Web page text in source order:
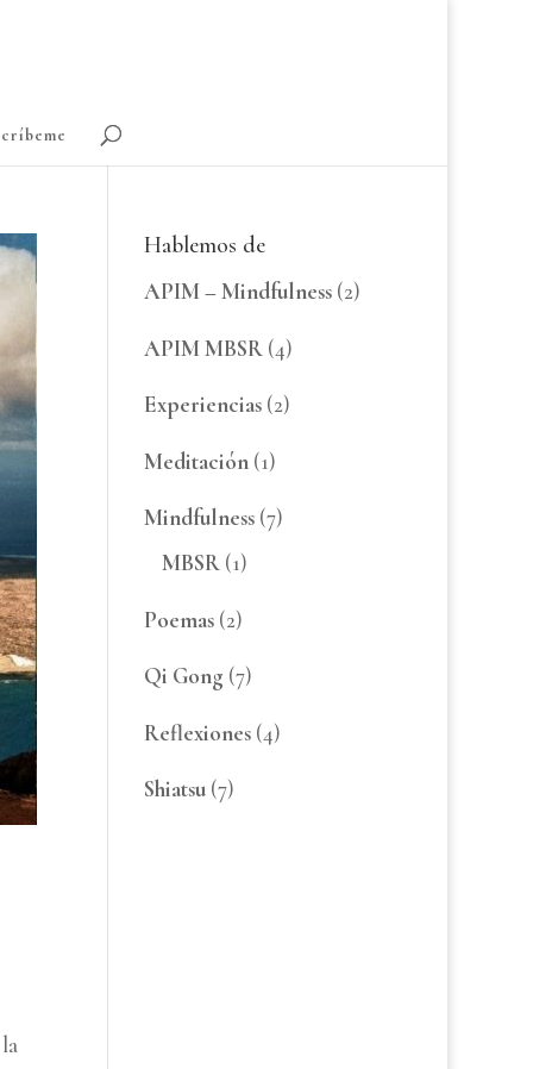
Hablemos de
APIM – Mindfulness(2)
APIM MBSR (4)
Experiencias(2)
Meditación (1)
Mindfulness(7)
MBSR(1)
Poemas(2)
Qi Gong (7)
Reflexiones(4)
Shiatsu(7)